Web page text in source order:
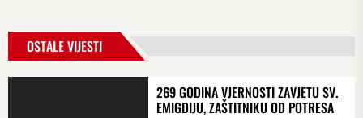
OSTALE VIJESTI
269 GODINA VJERNOSTI ZAVJETU SV.
EMIGDIJU, ZAŠTITNIKU OD POTRESA